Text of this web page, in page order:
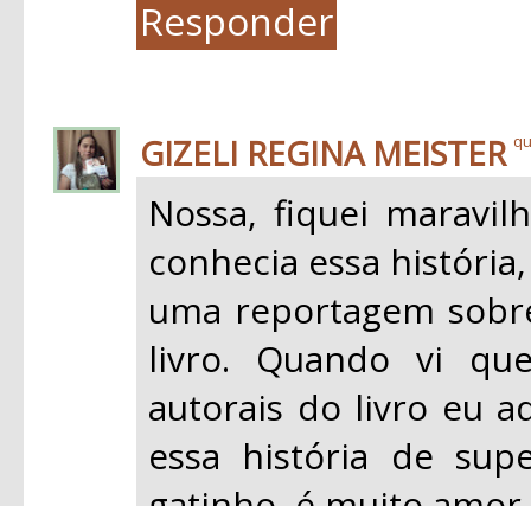
Responder
GIZELI REGINA MEISTER
Nossa, fiquei
conhecia essa
uma reportagem
livro. Quando vi
autorais do livro eu
essa história de